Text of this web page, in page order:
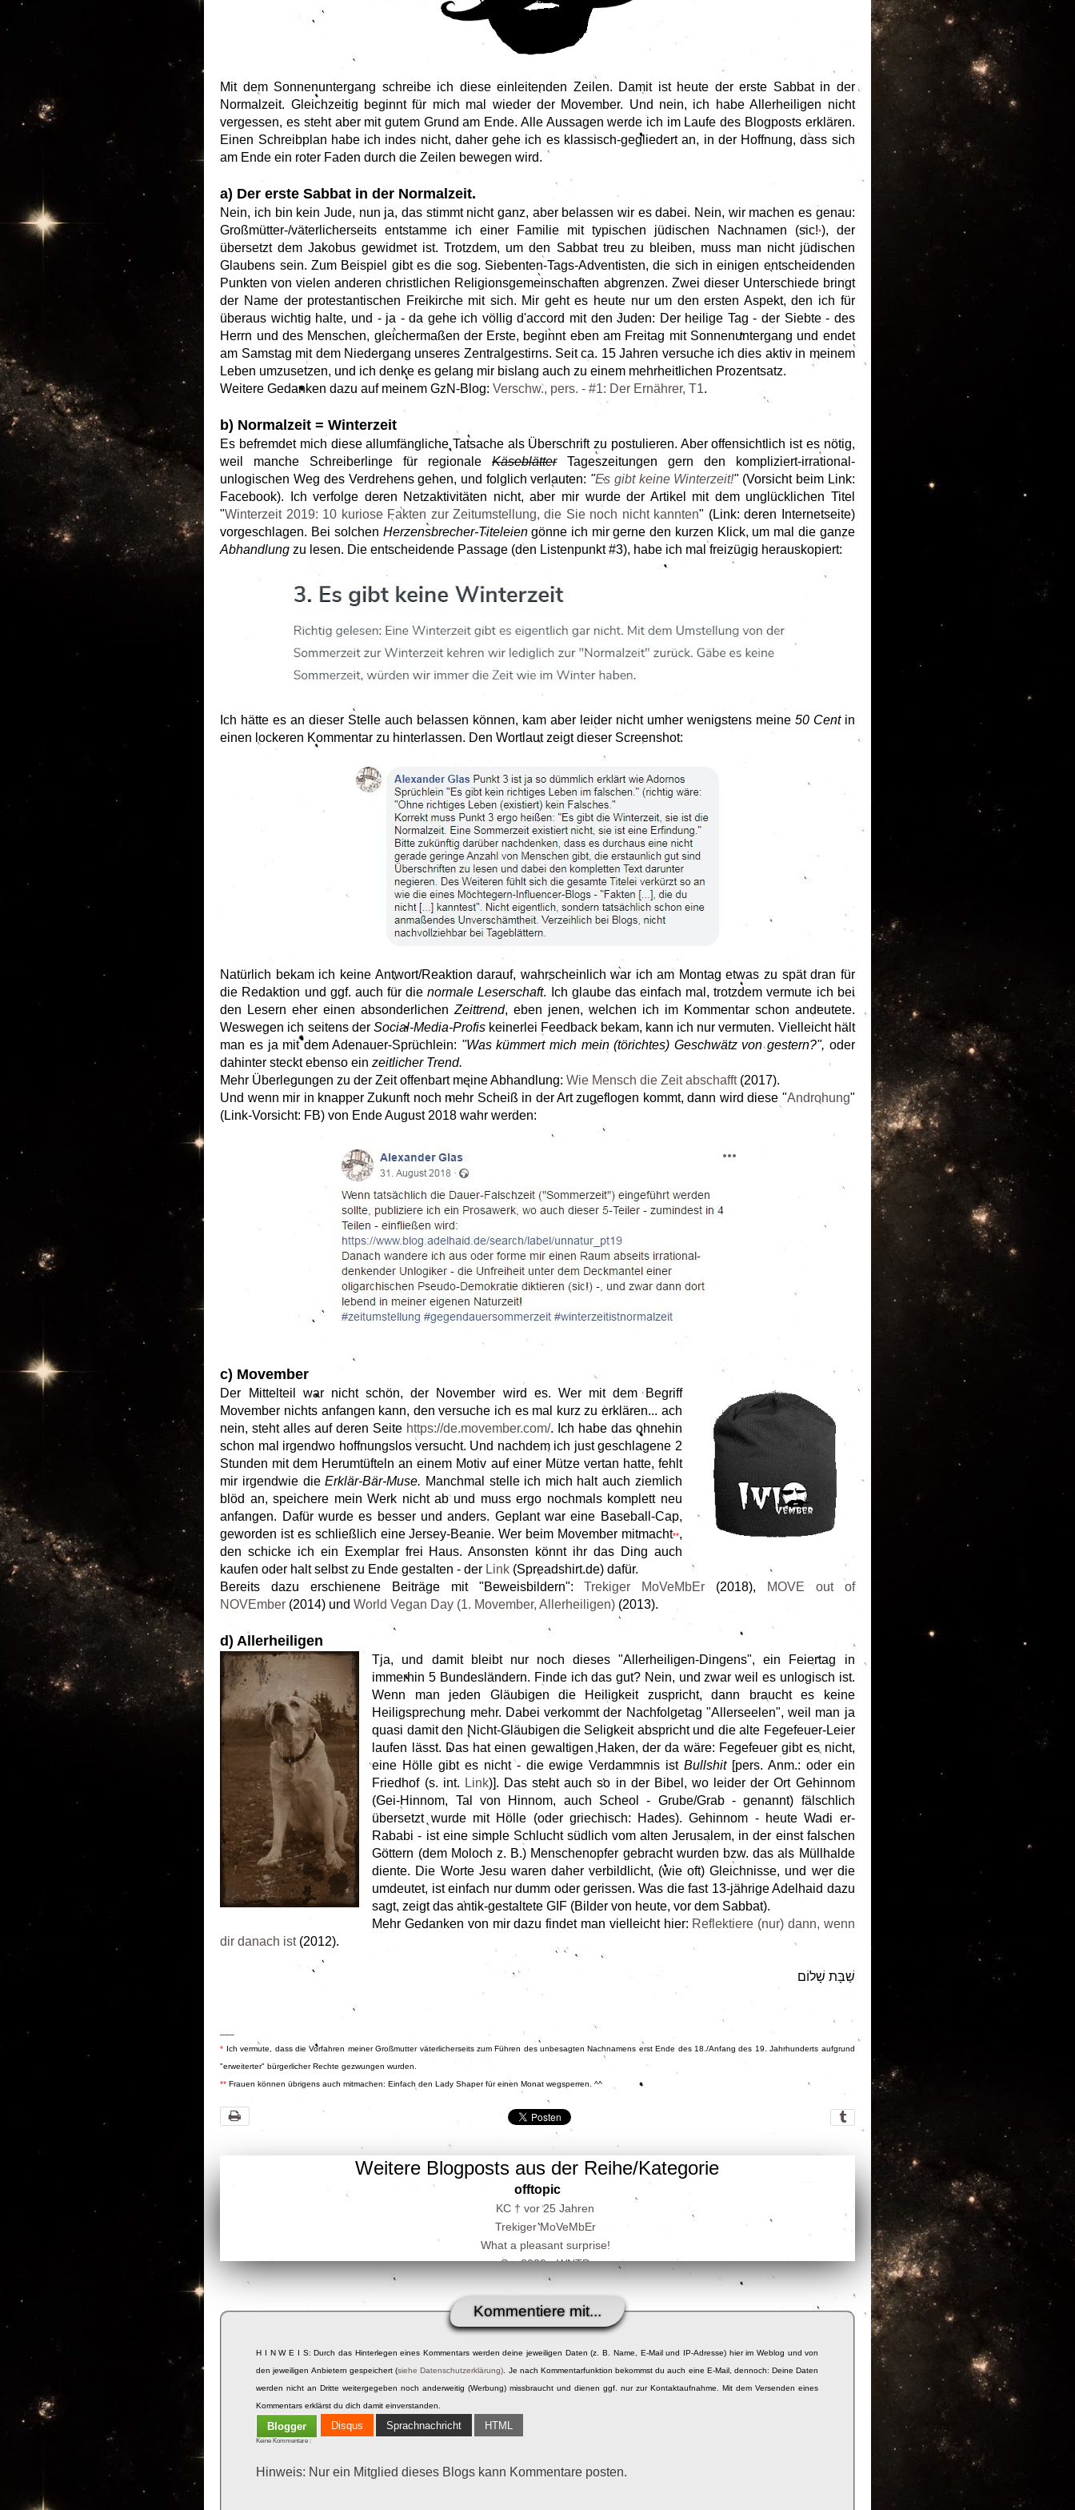
Mit dem Sonnenuntergang schreibe ich diese einleitenden Zeilen. Damit ist heute der erste Sabbat in der
Normalzeit. Gleichzeitig beginnt für mich mal wieder der Movember. Und nein, ich habe Allerheiligen nicht
vergessen, es steht aber mit gutem Grund am Ende. Alle Aussagen werde ich im Laufe des Blogposts erklären.
Einen Schreibplan habe ich indes nicht, daher gehe ich es klassisch-gegliedert an, in der Hoffnung, dass sich
am Ende ein roter Faden durch die Zeilen bewegen wird.
a) Der erste Sabbat in der Normalzeit.
Nein, ich bin kein Jude, nun ja, das stimmt nicht ganz, aber belassen wir es dabei. Nein, wir machen es genau:
Großmütter-/väterlicherseits entstamme ich einer Familie mit typischen jüdischen Nachnamen (sic!*), der
übersetzt dem Jakobus gewidmet ist. Trotzdem, um den Sabbat treu zu bleiben, muss man nicht jüdischen
Glaubens sein. Zum Beispiel gibt es die sog. Siebenten-Tags-Adventisten, die sich in einigen entscheidenden
Punkten von vielen anderen christlichen Religionsgemeinschaften abgrenzen. Zwei dieser Unterschiede bringt
der Name der protestantischen Freikirche mit sich. Mir geht es heute nur um den ersten Aspekt, den ich für
überaus wichtig halte, und - ja - da gehe ich völlig d'accord mit den Juden: Der heilige Tag - der Siebte - des
Herrn und des Menschen, gleichermaßen der Erste, beginnt eben am Freitag mit Sonnenuntergang und endet
am Samstag mit dem Niedergang unseres Zentralgestirns. Seit ca. 15 Jahren versuche ich dies aktiv in meinem
Leben umzusetzen, und ich denke es gelang mir bislang auch zu einem mehrheitlichen Prozentsatz.
Weitere Gedanken dazu auf meinem GzN-Blog:Verschw., pers. - #1: Der Ernährer, T1.
b) Normalzeit = Winterzeit
Es befremdet mich diese allumfängliche Tatsache als Überschrift zu postulieren. Aber offensichtlich ist es nötig,
weil manche Schreiberlinge für regionale KäseblätterTageszeitungen gern den kompliziert-irrational-
unlogischen Weg des Verdrehens gehen, und folglich verlauten: "Es gibt keine Winterzeit!"(Vorsicht beim Link:
Facebook). Ich verfolge deren Netzaktivitäten nicht, aber mir wurde der Artikel mit dem unglücklichen Titel
"Winterzeit 2019: 10 kuriose Fakten zur Zeitumstellung, die Sie noch nicht kannten" (Link: deren Internetseite)
vorgeschlagen. Bei solchen Herzensbrecher-Titeleiengönne ich mir gerne den kurzen Klick, um mal die ganze
Abhandlung zu lesen. Die entscheidende Passage (den Listenpunkt #3), habe ich mal freizügig herauskopiert:
Ich hätte es an dieser Stelle auch belassen können, kam aber leider nicht umher wenigstens meine 50 Centin
einen lockeren Kommentar zu hinterlassen. Den Wortlaut zeigt dieser Screenshot:
Natürlich bekam ich keine Antwort/Reaktion darauf, wahrscheinlich war ich am Montag etwas zu spät dran für
die Redaktion und ggf. auch für dienormale Leserschaft. Ich glaube das einfach mal, trotzdem vermute ich bei
den Lesern eher einen absonderlichenZeittrend, eben jenen, welchen ich im Kommentar schon andeutete.
Weswegen ich seitens der Social-Media-Profiskeinerlei Feedback bekam, kann ich nur vermuten. Vielleicht hält
man es ja mit dem Adenauer-Sprüchlein: "Was kümmert mich mein (törichtes) Geschwätz von gestern?", oder
dahinter steckt ebenso ein zeitlicher Trend.
Mehr Überlegungen zu der Zeit offenbart meine Abhandlung:Wie Mensch die Zeit abschafft(2017).
Und wenn mir in knapper Zukunft noch mehr Scheiß in der Art zugeflogen kommt, dann wird diese "Androhung"
(Link-Vorsicht: FB) von Ende August 2018 wahr werden:
c) Movember
Der Mittelteil war nicht schön, der November wird es. Wer mit dem Begriff
Movember nichts anfangen kann, den versuche ich es mal kurz zu erklären... ach
nein, steht alles auf deren Seite https://de.movember.com/. Ich habe das ohnehin
schon mal irgendwo hoffnungslos versucht. Und nachdem ich just geschlagene 2
Stunden mit dem Herumtüfteln an einem Motiv auf einer Mütze vertan hatte, fehlt
mir irgendwie dieErklär-Bär-Muse. Manchmal stelle ich mich halt auch ziemlich
blöd an, speichere mein Werk nicht ab und muss ergo nochmals komplett neu
anfangen. Dafür wurde es besser und anders. Geplant war eine Baseball-Cap,
geworden ist es schließlich eine Jersey-Beanie. Wer beim Movember mitmacht**,
den schicke ich ein Exemplar frei Haus. Ansonsten könnt ihr das Ding auch
kaufen oder halt selbst zu Ende gestalten - der Link (Spreadshirt.de) dafür.
Bereits dazu erschienene Beiträge mit "Beweisbildern":Trekiger MoVeMbEr (2018),
MOVE out of
NOVEmber (2014) undWorld Vegan Day (1. Movember, Allerheiligen) (2013).
d) Allerheiligen
Tja, und damit bleibt nur noch dieses "Allerheiligen-Dingens", ein Feiertag in
immerhin 5 Bundesländern. Finde ich das gut? Nein, und zwar weil es unlogisch ist.
Wenn man jeden Gläubigen die Heiligkeit zuspricht, dann braucht es keine
Heiligsprechung mehr. Dabei verkommt der Nachfolgetag "Allerseelen", weil man ja
quasi damit den Nicht-Gläubigen die Seligkeit abspricht und die alte Fegefeuer-Leier
laufen lässt. Das hat einen gewaltigen Haken, der da wäre: Fegefeuer gibt es nicht,
eine Hölle gibt es nicht - die ewige Verdammnis istBullshit [pers. Anm.: oder ein
Friedhof (s. int. Link)]. Das steht auch so in der Bibel, wo leider der Ort Gehinnom
(Gei-Hinnom, Tal von Hinnom, auch Scheol - Grube/Grab - genannt) fälschlich
übersetzt wurde mit Hölle (oder griechisch: Hades). Gehinnom - heute Wadi er-
Rababi - ist eine simple Schlucht südlich vom alten Jerusalem, in der einst falschen
Göttern (dem Moloch z. B.) Menschenopfer gebracht wurden bzw. das als Müllhalde
diente. Die Worte Jesu waren daher verbildlicht, (wie oft) Gleichnisse, und wer die
umdeutet, ist einfach nur dumm oder gerissen. Was die fast 13-jährige Adelhaid dazu
sagt, zeigt das antik-gestaltete GIF (Bilder von heute, vor dem Sabbat).
Mehr Gedanken von mir dazu findet man vielleicht hier: Reflektiere (nur) dann, wenn
dir danach ist(2012).
שַׁבָּת שָׁלוֹם
* Ich vermute, dass die Vorfahren meiner Großmutter väterlicherseits zum Führen des unbesagten Nachnamens erst Ende des 18./Anfang des 19. Jahrhunderts aufgrund
"erweiterter" bürgerlicher Rechte gezwungen wurden.
** Frauen können übrigens auch mitmachen: Einfach den Lady Shaper für einen Monat wegsperren. ^^
Weitere Blogposts aus der Reihe/Kategorie
offtopic
KC † vor 25 Jahren
Trekiger MoVeMbEr
What a pleasant surprise!
So, 2029 - WNTD
Das neue Alte
Entstehungstagsprosa, Teil 4
Entstehungstagsprosa, Teil 3
Entstehungstagsprosa, Teil 2
Entstehungstagsprosa, Teil 1
Über den Wolken! Ich kann.
Messgeräte zur Bestimmung der umgebenden Raumtemperatur
Blogparade: b L u R r Y f A C e
Kommentiere mit...
H I N W E I S: Durch das Hinterlegen eines Kommentars werden deine jeweiligen Daten (z. B. Name, E-Mail und IP-Adresse) hier im Weblog und von
den jeweiligen Anbietern gespeichert (siehe Datenschutzerklärung) . Je nach Kommentarfunktion bekommst du auch eine E-Mail, dennoch: Deine Daten
werden nicht an Dritte weitergegeben noch anderweitig (Werbung) missbraucht und dienen ggf. nur zur Kontaktaufnahme. Mit dem Versenden eines
Kommentars erklärst du dich damit einverstanden.
Blogger Disqus Sprachnachricht HTML
Keine Kommentare :
Hinweis: Nur ein Mitglied dieses Blogs kann Kommentare posten.